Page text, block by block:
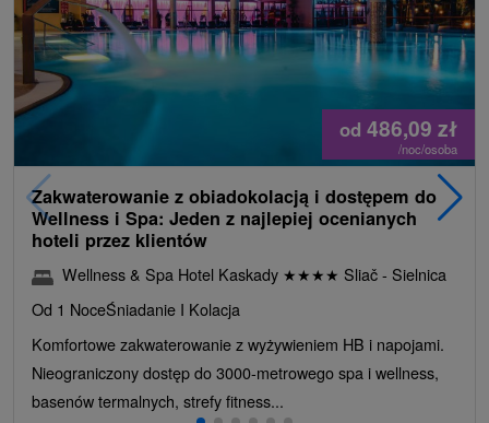
od 486,09 zł
/noc/osoba
Zakwaterowanie z obiadokolacją i dostępem do
Wellness i Spa: Jeden z najlepiej ocenianych
hoteli przez klientów
Wellness & Spa Hotel Kaskady ★★★★ Sliač - Sielnica
Od 1 NoceŚniadanie I Kolacja
Komfortowe zakwaterowanie z wyżywieniem HB i napojami.
Nieograniczony dostęp do 3000-metrowego spa i wellness,
basenów termalnych, strefy fitness...